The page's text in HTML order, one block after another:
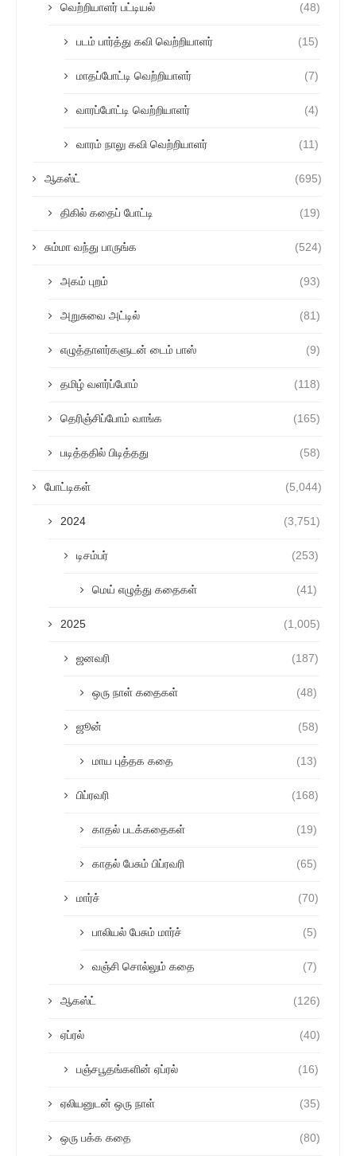
வெற்றியாளர் பட்டியல் (48)
படம் பார்த்து கவி வெற்றியாளர் (15)
மாதப்போட்டி வெற்றியாளர் (7)
வாரப்போட்டி வெற்றியாளர் (4)
வாரம் நாலு கவி வெற்றியாளர் (11)
ஆகஸ்ட் (695)
திகில் கதைப் போட்டி (19)
சும்மா வந்து பாருங்க (524)
அகம் புறம் (93)
அறுசுவை அட்டில் (81)
எழுத்தாளர்களுடன் டைம் பாஸ் (9)
தமிழ் வளர்ப்போம் (118)
தெரிஞ்சிப்போம் வாங்க (165)
படித்ததில் பிடித்தது (58)
போட்டிகள் (5,044)
2024 (3,751)
டிசம்பர் (253)
மெய் எழுத்து கதைகள் (41)
2025 (1,005)
ஜனவரி (187)
ஒரு நாள் கதைகள் (48)
ஜூன் (58)
மாய புத்தக கதை (13)
பிப்ரவரி (168)
காதல் படக்கதைகள் (19)
காதல் பேசும் பிப்ரவரி (65)
மார்ச் (70)
பாலியல் பேசும் மார்ச் (5)
வஞ்சி சொல்லும் கதை (7)
ஆகஸ்ட் (126)
ஏப்ரல் (40)
பஞ்சபூதங்களின் ஏப்ரல் (16)
ஏலியனுடன் ஒரு நாள் (35)
ஒரு பக்க கதை (80)